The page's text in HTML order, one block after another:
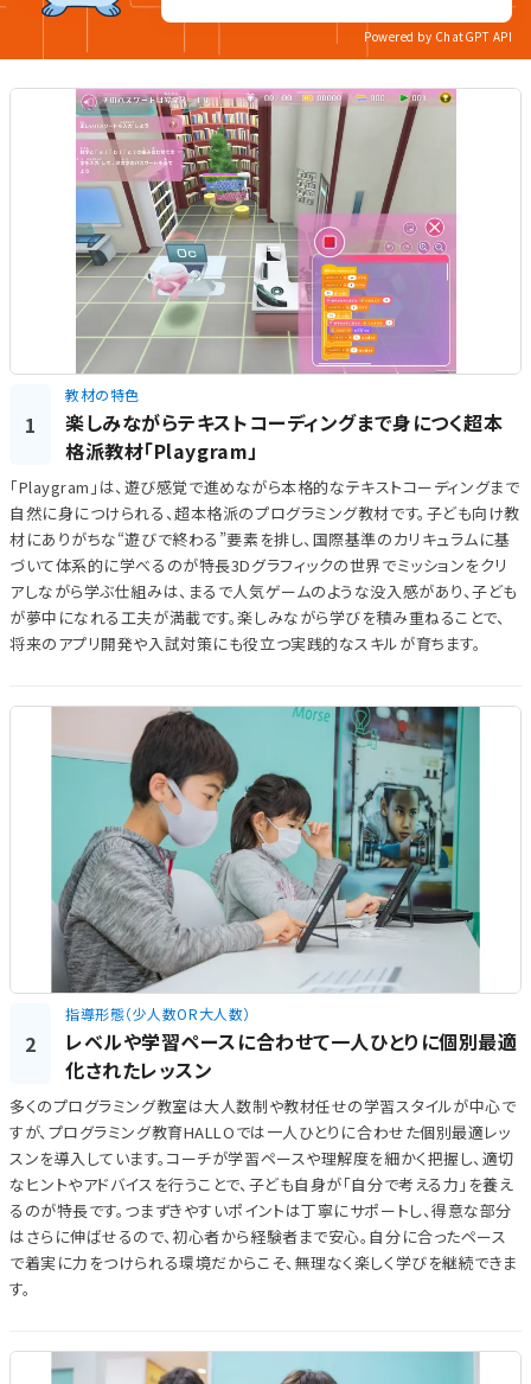
Powered by ChatGPT API
1
教材の特色
楽しみながらテキストコーディングまで身につく超本
格派教材「Playgram」
「Playgram」は、遊び感覚で進めながら本格的なテキストコーディングまで
自然に身につけられる、超本格派のプログラミング教材です。子ども向け教
材にありがちな“遊びで終わる”要素を排し、国際基準のカリキュラムに基
づいて体系的に学べるのが特長3Dグラフィックの世界でミッションをクリ
アしながら学ぶ仕組みは、まるで人気ゲームのような没入感があり、子ども
が夢中になれる工夫が満載です。楽しみながら学びを積み重ねることで、
将来のアプリ開発や入試対策にも役立つ実践的なスキルが育ちます。
2
指導形態（少人数OR大人数）
レベルや学習ペースに合わせて一人ひとりに個別最適
化されたレッスン
多くのプログラミング教室は大人数制や教材任せの学習スタイルが中心で
すが、プログラミング教育HALLOでは一人ひとりに合わせた個別最適レッ
スンを導入しています。コーチが学習ペースや理解度を細かく把握し、適切
なヒントやアドバイスを行うことで、子ども自身が「自分で考える力」を養え
るのが特長です。つまずきやすいポイントは丁寧にサポートし、得意な部分
はさらに伸ばせるので、初心者から経験者まで安心。自分に合ったペース
で着実に力をつけられる環境だからこそ、無理なく楽しく学びを継続できま
す。